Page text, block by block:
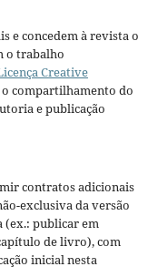
e concedem à revista o
o trabalho
Creative
compartilhamento do
e publicação
contratos adicionais
exclusiva da versão
(ex.: publicar em
de livro), com
inicial nesta